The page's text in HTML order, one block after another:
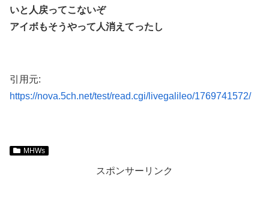
いと人戻ってこないぞ
アイボもそうやって人消えてったし
引用元:
https://nova.5ch.net/test/read.cgi/livegalileo/1769741572/
MHWs
スポンサーリンク